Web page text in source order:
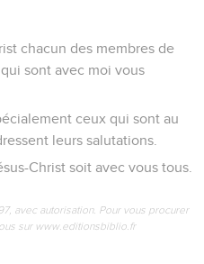
l’action de grâces et la
la personne et l’œuvre du
sur ses combats
l’Evangile à Colosses et à
dans l’union avec lui que se
de mensonges
lettre, il en tire les